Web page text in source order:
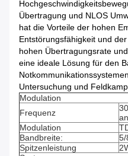
Übertragung und NLOS
hat die Vorteile der hohen
Entstörungsfähigkeit und
hohen Übertragungsrate
eine ideale Lösung für den
Untersuchung und
Modulation
Frequenz
an
Modulation
Bandbreite:
5/
Spitzenleistung